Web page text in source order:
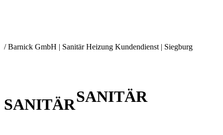
/ Barnick GmbH | Sanitär Heizung Kundendienst | Siegburg
SANITÄRSANITÄR